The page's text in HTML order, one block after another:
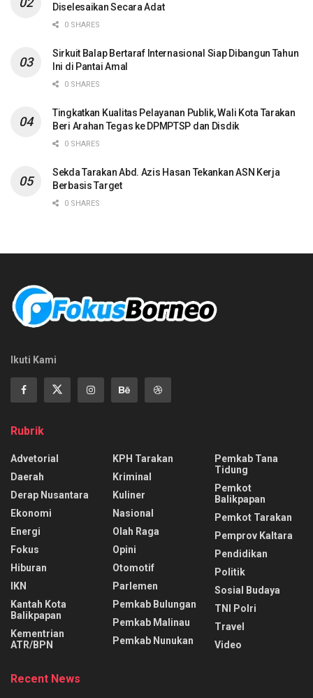
Diselesaikan Secara Adat
0 SHARES
Sirkuit Balap Bertaraf Internasional Siap Dibangun Tahun
Ini di Pantai Amal
0 SHARES
Tingkatkan Kualitas Pelayanan Publik, Wali Kota Tarakan
Beri Arahan Tegas ke DPMPTSP dan Disdik
0 SHARES
Sekda Tarakan Abd. Azis Hasan Tekankan ASN Kerja
Berbasis Target
0 SHARES
Ikuti Kami
Rubrik
Advetorial
Daerah
Derap Nusantara
Ekonomi
Energi
Fokus
Hiburan
IKN
Kantah Kota
Balikpapan
Kementrian
ATR/BPN
KPH Tarakan
Kriminal
Kuliner
Nasional
Olah Raga
Opini
Otomotif
Parlemen
Pemkab Bulungan
Pemkab Malinau
Pemkab Nunukan
Pemkab Tana
Tidung
Pemkot
Balikpapan
Pemkot Tarakan
Pemprov Kaltara
Pendidikan
Politik
Sosial Budaya
TNI Polri
Travel
Video
Recent News